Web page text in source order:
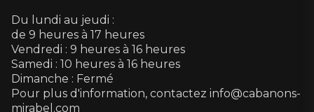
Du lundi au jeudi :
de 9 heures à 17 heures
Vendredi : 9 heures à 16 heures
Samedi : 10 heures à 16 heures
Dimanche : Fermé
Pour plus d'information, contactez info@cabanons-
mirabel.com